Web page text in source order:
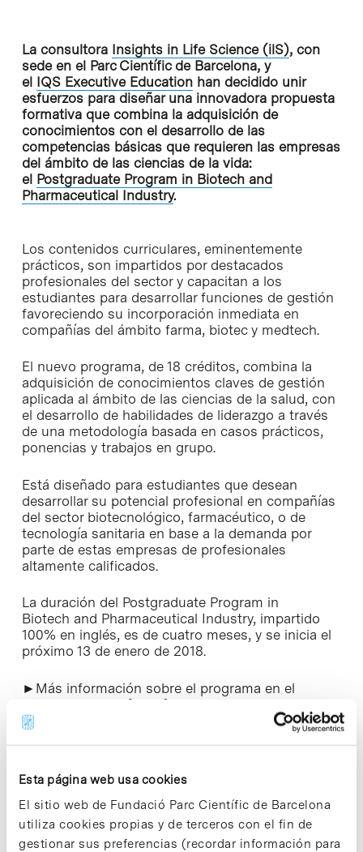
Esta página web usa cookies
El sitio web de Fundació Parc Científic de Barcelona
utiliza cookies propias y de terceros con el fin de
gestionar sus preferencias (recordar información para
La consultora Insights in Life Science (ilS), con
sede en el Parc Científic de Barcelona, y
el IQS Executive Educationhan decidido unir
esfuerzos para diseñar una innovadora propuesta
formativa que combina la adquisición de
conocimientos con el desarrollo de las
competencias básicas que requieren las empresas
del ámbito de las ciencias de la vida:
el Postgraduate Program in Biotech and
Pharmaceutical Industry.
Los contenidos curriculares, eminentemente
prácticos, son impartidos por destacados
profesionales del sector y capacitan a los
estudiantes para desarrollar funciones de gestión
favoreciendo su incorporación inmediata en
compañías del ámbito farma, biotec y medtech.
El nuevo programa, de 18 créditos, combina la
adquisición de conocimientos claves de gestión
aplicada al ámbito de las ciencias de la salud, con
el desarrollo de habilidades de liderazgo a través
de una metodología basada en casos prácticos,
ponencias y trabajos en grupo.
Está diseñado para estudiantes que desean
desarrollar su potencial profesional en compañías
del sector biotecnológico, farmacéutico, o de
tecnología sanitaria en base a la demanda por
parte de estas empresas de profesionales
altamente calificados.
La duración del Postgraduate Program in
Biotech and Pharmaceutical Industry, impartido
100% en inglés, es de cuatro meses, y se inicia el
próximo 13 de enero de 2018.
►Más información sobre el programa en el
siguiente enlace [+info ]
Share Share